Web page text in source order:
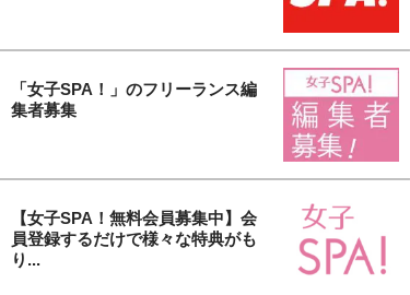
「女子SPA！」のフリーランス編
集者募集
【女子SPA！無料会員募集中】会
員登録するだけで様々な特典がも
り...